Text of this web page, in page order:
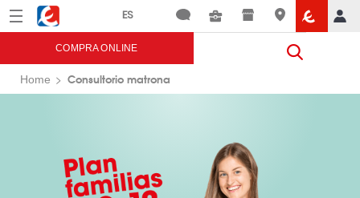
Menú Eroski
COMPRA ONLINE
Home Consultorio matrona